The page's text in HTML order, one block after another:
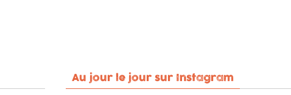
Au jour le jour sur Instagram